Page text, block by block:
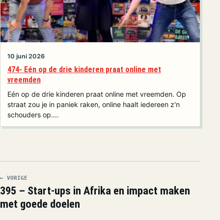
10 juni 2026
474- Eén op de drie kinderen praat online met
vreemden
Eén op de drie kinderen praat online met vreemden. Op
straat zou je in paniek raken, online haalt iedereen z'n
schouders op.…
← VORIGE
395 – Start-ups in Afrika en impact maken
met goede doelen